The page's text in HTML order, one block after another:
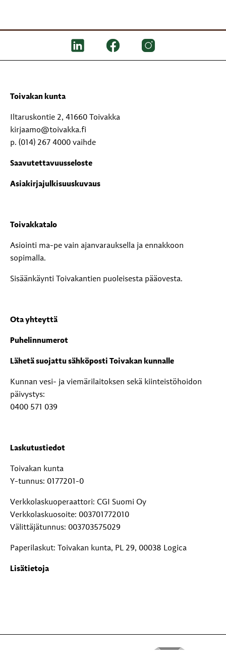
Toivakan kunta
Iltaruskontie 2, 41660 Toivakka
kirjaamo@toivakka.fi
p. (014) 267 4000 vaihde
Saavutettavuusseloste
Asiakirjajulkisuuskuvaus
Toivakkatalo
Asiointi ma-pe vain ajanvarauksella ja ennakkoon
sopimalla.
Sisäänkäynti Toivakantien puoleisesta pääovesta.
Ota yhteyttä
Puhelinnumerot
Lähetä suojattu sähköposti Toivakan kunnalle
Kunnan vesi- ja viemärilaitoksen sekä kiinteistöhoidon
päivystys:
0400 571 039
Laskutustiedot
Toivakan kunta
Y-tunnus: 0177201-0
Verkkolaskuoperaattori: CGI Suomi Oy
Verkkolaskuosoite: 003701772010
Välittäjätunnus: 003703575029
Paperilaskut: Toivakan kunta, PL 29, 00038 Logica
Lisätietoja